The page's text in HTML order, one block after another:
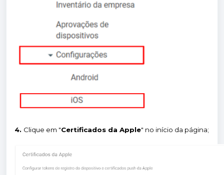
4. Clique em "Certificados da Apple" no início da página;